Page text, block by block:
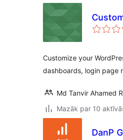
Customize your
dashboards, login page
Md Tanvir Ahamed
Mazāk par 10
DanP